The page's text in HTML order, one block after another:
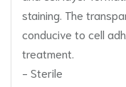
staining. The
conducive to cell
treatment.
- Sterile